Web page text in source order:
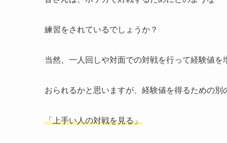
練習をされているでしょうか？
当然、一人回しや対面での対戦を行って経験値を
おられるかと思いますが、経験値を得るための別
「上手い人の対戦を見る」